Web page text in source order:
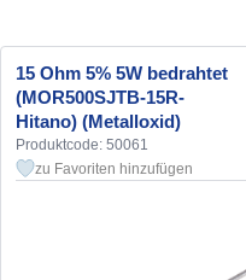
15 Ohm 5% 5W bedrahtet
(MOR500SJTB-15R-
Hitano) (Metalloxid)
Produktcode: 50061
zu Favoriten hinzufügen